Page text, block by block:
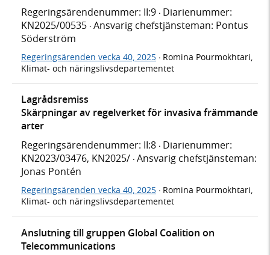
Regeringsärendenummer: II:9 · Diarienummer:
KN2025/00535 · Ansvarig chefstjänsteman: Pontus
Söderström
Regeringsärenden vecka 40, 2025 · Romina Pourmokhtari,
Klimat- och näringslivsdepartementet
Lagrådsremiss
Skärpningar av regelverket för invasiva främmande
arter
Regeringsärendenummer: II:8 · Diarienummer:
KN2023/03476, KN2025/ · Ansvarig chefstjänsteman:
Jonas Pontén
Regeringsärenden vecka 40, 2025 · Romina Pourmokhtari,
Klimat- och näringslivsdepartementet
Anslutning till gruppen Global Coalition on
Telecommunications